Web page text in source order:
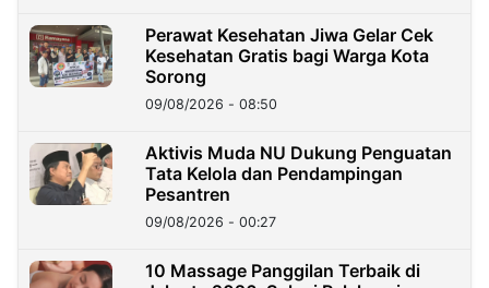
Perawat Kesehatan Jiwa Gelar Cek
Kesehatan Gratis bagi Warga Kota
Sorong
09/08/2026 - 08:50
Aktivis Muda NU Dukung Penguatan
Tata Kelola dan Pendampingan
Pesantren
09/08/2026 - 00:27
10 Massage Panggilan Terbaik di